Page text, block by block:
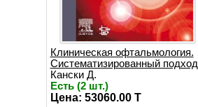
Клиническая офтальмология.
Систематизированный подход
Кански Д.
Есть (2 шт.)
Цена: 53060.00 T